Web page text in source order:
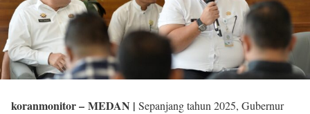
koranmonitor– MEDAN | Sepanjang tahun 2025, Gubernur